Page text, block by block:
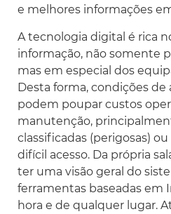
e melhores informações
A tecnologia digital é rica
informação, não somente
mas em especial dos
Desta forma, condições
podem poupar custos
manutenção,
classificadas (perigosas)
difícil acesso. Da própria
ter uma visão geral do
ferramentas baseadas em
hora e de qualquer lugar.